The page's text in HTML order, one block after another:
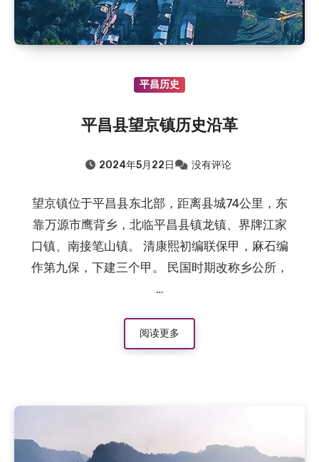
平昌历史
平昌县望京镇历史沿革
2024年5月22日 没有评论
望京镇位于平昌县东北部，距离县城74公里，东
靠万源市鹰背乡，北临平昌县镇龙镇、界牌江家
口镇、南接笔山镇。 清康熙初编联保甲，麻石编
作第九保，下建三个甲。 民国时期改称乡公所，
…
阅读更多